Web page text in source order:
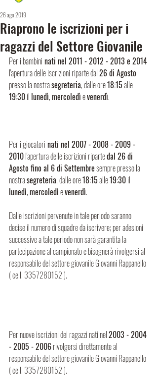
Riaprono le iscrizioni per i
ragazzi del Settore Giovanile
26 ago 2019
Per i bambini nati nel 2011 - 2012 - 2013 e 2014
l'apertura delle iscrizioni riparte dal 26 di Agosto
presso la nostra segreteria, dalle ore 18:15 alle
19:30 il lunedì, mercoledì e venerdì.
Per i giocatori nati nel 2007 - 2008 - 2009 -
2010 l'apertura delle iscrizioni riparte dal 26 di
Agosto fino al 6 di Settembre sempre presso la
nostra segreteria, dalle ore 18:15 alle 19:30 il
lunedì, mercoledì e venerdì.
Dalle iscrizioni pervenute in tale periodo saranno
decise il numero di squadre da iscrivere; per adesioni
successive a tale periodo non sarà garantita la
partecipazione al campionato e bisognerà rivolgersi al
responsabile del settore giovanile Giovanni Rappanello
( cell. 3357280152 ).
Per nuove iscrizioni dei ragazzi nati nel 2003 - 2004
- 2005 - 2006 rivolgersi direttamente al
responsabile del settore giovanile Giovanni Rappanello
( cell. 3357280152 ).